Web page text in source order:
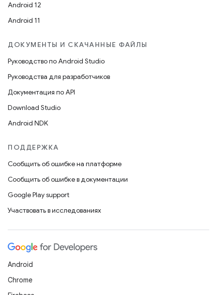
Android 12
Android 11
ДОКУМЕНТЫ И СКАЧАННЫЕ ФАЙЛЫ
Руководство по Android Studio
Руководства для разработчиков
Документация по API
Download Studio
Android NDK
ПОДДЕРЖКА
Сообщить об ошибке на платформе
Сообщить об ошибке в документации
Google Play support
Участвовать в исследованиях
Android
Chrome